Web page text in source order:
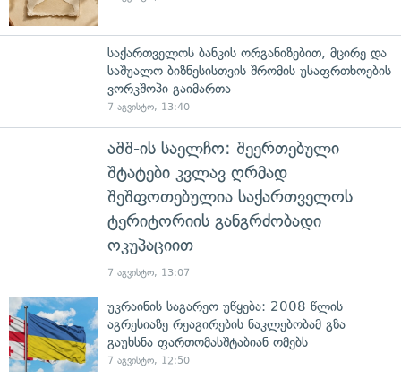
საქართველოს ბანკის ორგანიზებით, მცირე და
საშუალო ბიზნესისთვის შრომის უსაფრთხოების
ვორკშოპი გაიმართა
7 აგვისტო, 13:40
აშშ-ის საელჩო: შეერთებული
შტატები კვლავ ღრმად
შეშფოთებულია საქართველოს
ტერიტორიის განგრძობადი
ოკუპაციით
7 აგვისტო, 13:07
უკრაინის საგარეო უწყება: 2008 წლის
აგრესიაზე რეაგირების ნაკლებობამ გზა
გაუხსნა ფართომასშტაბიან ომებს
7 აგვისტო, 12:50